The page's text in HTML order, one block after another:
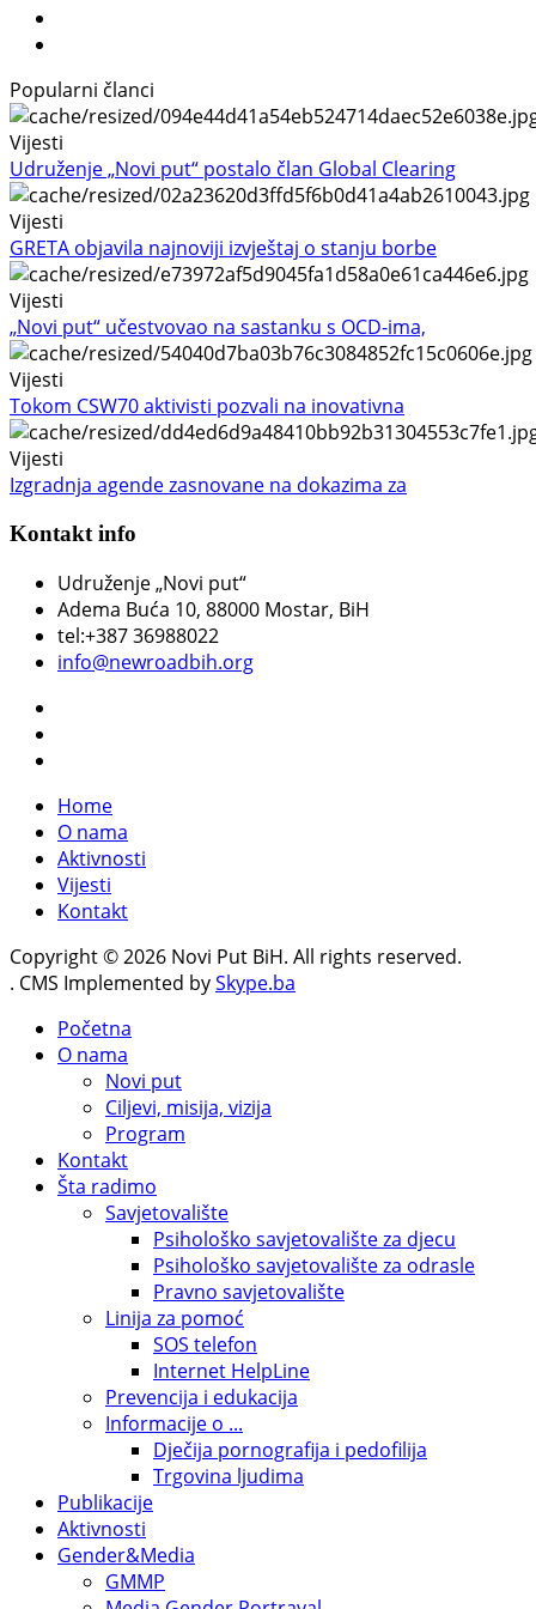
Popularni članci
Vijesti
Udruženje „Novi put“ postalo član Global Clearing
Vijesti
GRETA objavila najnoviji izvještaj o stanju borbe
Vijesti
„Novi put“ učestvovao na sastanku s OCD-ima,
Vijesti
Tokom CSW70 aktivisti pozvali na inovativna
Vijesti
Izgradnja agende zasnovane na dokazima za
Kontakt info
Udruženje „Novi put“
Adema Buća 10, 88000 Mostar, BiH
tel:+387 36988022
info@newroadbih.org
Home
O nama
Aktivnosti
Vijesti
Kontakt
Copyright © 2026 Novi Put BiH. All rights reserved.
. CMS Implemented bySkype.ba
Početna
O nama
Novi put
Ciljevi, misija, vizija
Program
Kontakt
Šta radimo
Savjetovalište
Psihološko savjetovalište za djecu
Psihološko savjetovalište za odrasle
Pravno savjetovalište
Linija za pomoć
SOS telefon
Internet HelpLine
Prevencija i edukacija
Informacije o ...
Dječija pornografija i pedofilija
Trgovina ljudima
Publikacije
Aktivnosti
Gender&Media
GMMP